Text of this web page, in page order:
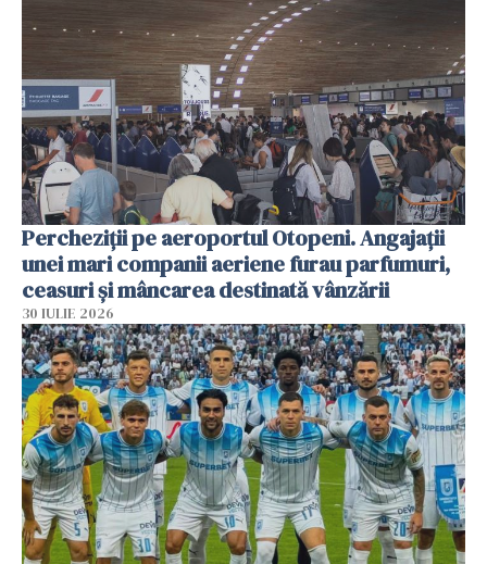
Percheziții pe aeroportul Otopeni. Angajații
unei mari companii aeriene furau parfumuri,
ceasuri și mâncarea destinată vânzării
30 IULIE 2026